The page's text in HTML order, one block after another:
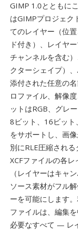
GIMP 1.0とともに
はGIMPプロジェク
てのレイヤー（位
ド付き）、レイヤ
チャンネルを含む
クターシェイプ）
添付された任意の
ロファイル、解像
ットはRGB、グレ
8ビット、16ビッ
をサポートし、画
別にRLE圧縮され
XCFファイルの各
（レイヤーはキャ
ソース素材がフル
ーを可能にします
ファイルは、編集
必要なすべて — レ